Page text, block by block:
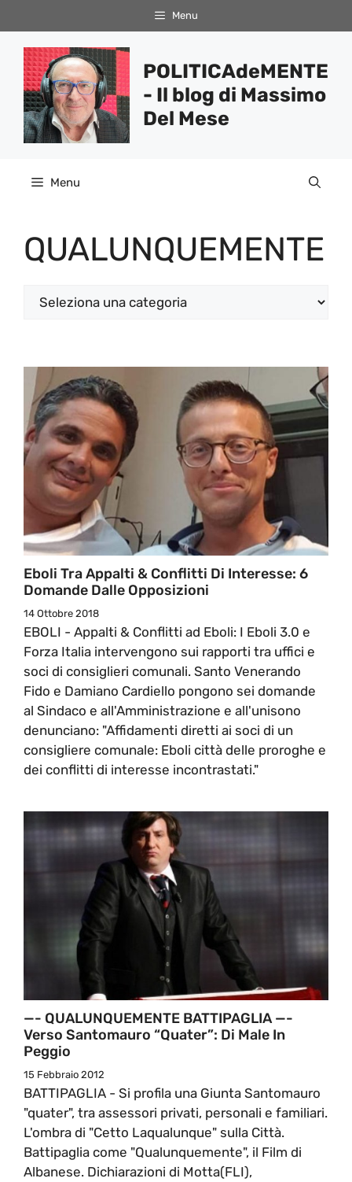
al
contenuto
Menu
POLITICAdeMENTE
- Il blog di Massimo
Del Mese
Menu
QUALUNQUEMENTE
Categorie
Eboli Tra Appalti & Conflitti Di Interesse: 6
Domande Dalle Opposizioni
14 Ottobre 2018
EBOLI - Appalti & Conflitti ad Eboli: I Eboli 3.0 e
Forza Italia intervengono sui rapporti tra uffici e
soci di consiglieri comunali. Santo Venerando
Fido e Damiano Cardiello pongono sei domande
al Sindaco e all'Amministrazione e all'unisono
denunciano: "Affidamenti diretti ai soci di un
consigliere comunale: Eboli città delle proroghe e
dei conflitti di interesse incontrastati."
—- QUALUNQUEMENTE BATTIPAGLIA —-
Verso Santomauro “quater”: Di Male In
Peggio
15 Febbraio 2012
BATTIPAGLIA - Si profila una Giunta Santomauro
"quater", tra assessori privati, personali e familiari.
L'ombra di "Cetto Laqualunque" sulla Città.
Battipaglia come "Qualunquemente", il Film di
Albanese. Dichiarazioni di Motta(FLI),